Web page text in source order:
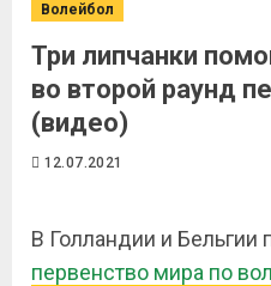
Волейбол
Три липчанки
во второй раунд
(видео)
12.07.2021
В Голландии и Бельгии
первенство мира по